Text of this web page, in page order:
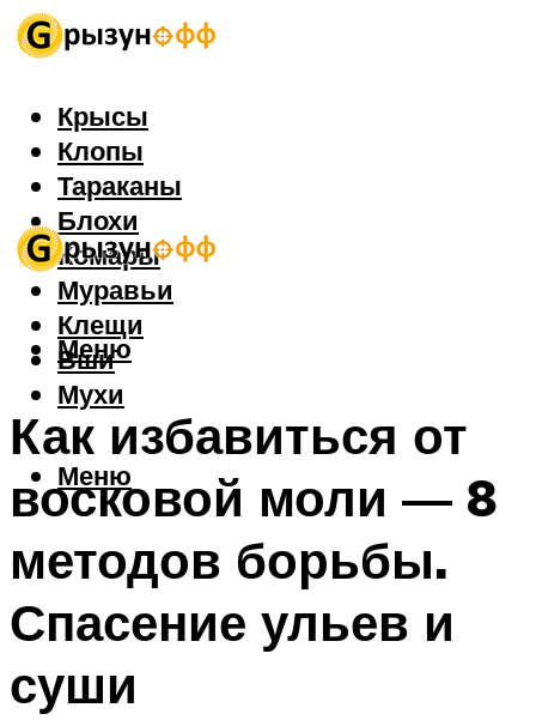
Крысы
Клопы
Тараканы
Блохи
Комары
Муравьи
Клещи
Вши
Мухи
Меню
Меню
Как избавиться от
восковой моли — 8
методов борьбы.
Спасение ульев и
суши